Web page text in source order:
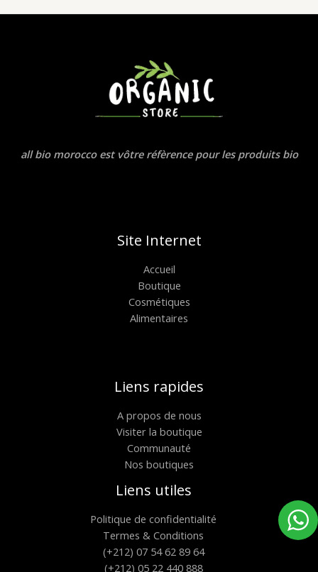
all bio morocco est vôtre réfèrence pour les produits bio
Site Internet
Accueil
Boutique
Cosmétiques
Alimentaires
Liens rapides
A propos de nous
Visiter la boutique
Communauté
Nos boutiques
Liens utiles
Politique de confidentialité
Termes & Conditions
(+212) 07 54 62 89 64
(+212) 05 22 440 888